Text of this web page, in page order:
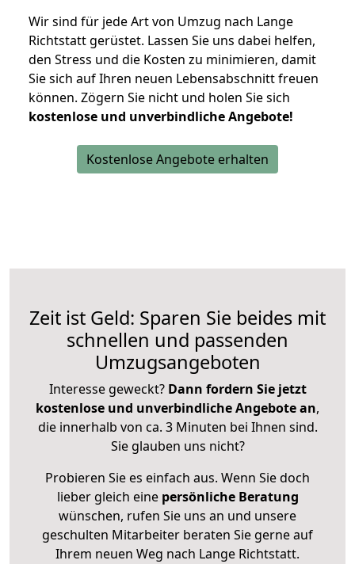
Wir sind für jede Art von Umzug nach Lange
Richtstatt gerüstet. Lassen Sie uns dabei helfen,
den Stress und die Kosten zu minimieren, damit
Sie sich auf Ihren neuen Lebensabschnitt freuen
können. Zögern Sie nicht und holen Sie sich
kostenlose und unverbindliche Angebote!
Kostenlose Angebote erhalten
Zeit ist Geld: Sparen Sie beides mit
schnellen und passenden
Umzugsangeboten
Interesse geweckt? Dann fordern Sie jetzt
kostenlose und unverbindliche Angebote an,
die innerhalb von ca. 3 Minuten bei Ihnen sind.
Sie glauben uns nicht?
Probieren Sie es einfach aus. Wenn Sie doch
lieber gleich eine persönliche Beratung
wünschen, rufen Sie uns an und unsere
geschulten Mitarbeiter beraten Sie gerne auf
Ihrem neuen Weg nach Lange Richtstatt.